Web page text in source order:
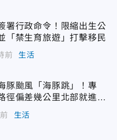
署行政命令！限縮出生公
「禁生育旅遊」打擊移民
前 生活
豚颱風「海豚跳」！專
徑偏差幾公里北部就進暴
生活